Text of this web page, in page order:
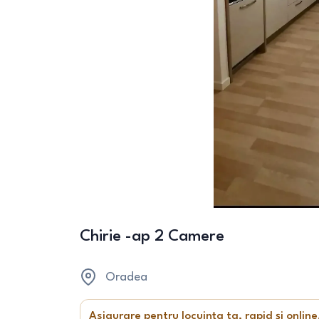
Chirie -ap 2 Camere
Oradea
Asigurare pentru locuința ta, rapid și